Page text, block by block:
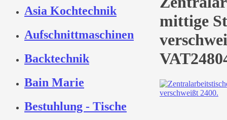
Asia Kochtechnik
Aufschnittmaschinen
Backtechnik
Bain Marie
Bestuhlung - Tische
mittige